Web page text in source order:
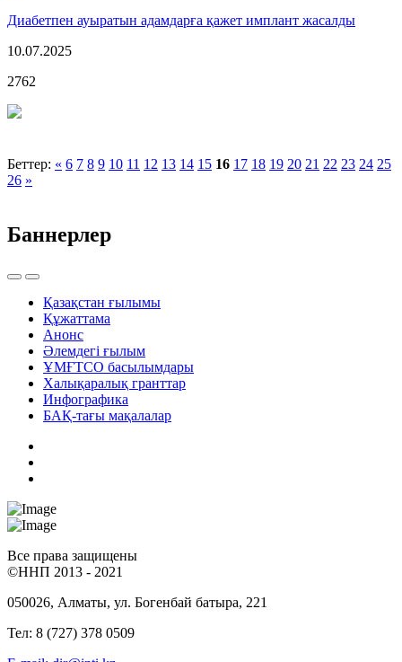
Диабетпен ауыратын адамдарға қажет имплант жасалды
10.07.2025
2762
Беттер: « 6 7 8 9 10 11 12 13 14 15 16 17 18 19 20 21 22 23 24 25
26 »
Баннерлер
Қазақстан ғылымы
Құжаттама
Анонс
Әлемдегі ғылым
ҰМҒТСО басылымдары
Халықаралық гранттар
Инфографика
БАҚ-тағы мақалалар
Все права защищены
©ННП 2013 - 2021
050026, Алматы, ул. Богенбай батыра, 221
Тел: 8 (727) 378 0509